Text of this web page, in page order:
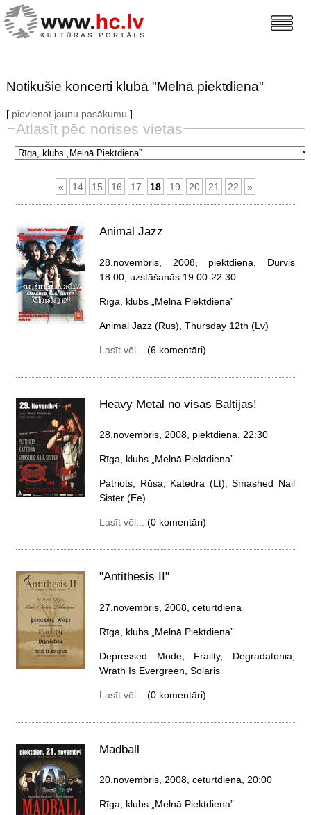
Notikušie koncerti klubā "Melnā piektdiena"
[ pievienot jaunu pasākumu ]
Atlasīt pēc norises vietas
« 14 15 16 17 18 19 20 21 22 »
Animal Jazz
28.novembris, 2008, piektdiena , Durvis
18:00, uzstāšanās 19:00-22:30
Rīga, klubs „Melnā Piektdiena”
Animal Jazz (Rus), Thursday 12th (Lv)
Lasīt vēl... (6 komentāri)
Heavy Metal no visas Baltijas!
28.novembris, 2008, piektdiena, 22:30
Rīga, klubs „Melnā Piektdiena”
Patriots, Rūsa, Katedra (Lt), Smashed Nail
Sister (Ee).
Lasīt vēl... (0 komentāri)
"Antithesis II"
27.novembris, 2008, ceturtdiena
Rīga, klubs „Melnā Piektdiena”
Depressed Mode, Frailty, Degradatonia,
Wrath Is Evergreen, Solaris
Lasīt vēl... (0 komentāri)
Madball
20.novembris, 2008, ceturtdiena, 20:00
Rīga, klubs „Melnā Piektdiena”